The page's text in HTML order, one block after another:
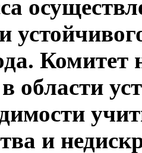
Комитет
области
и